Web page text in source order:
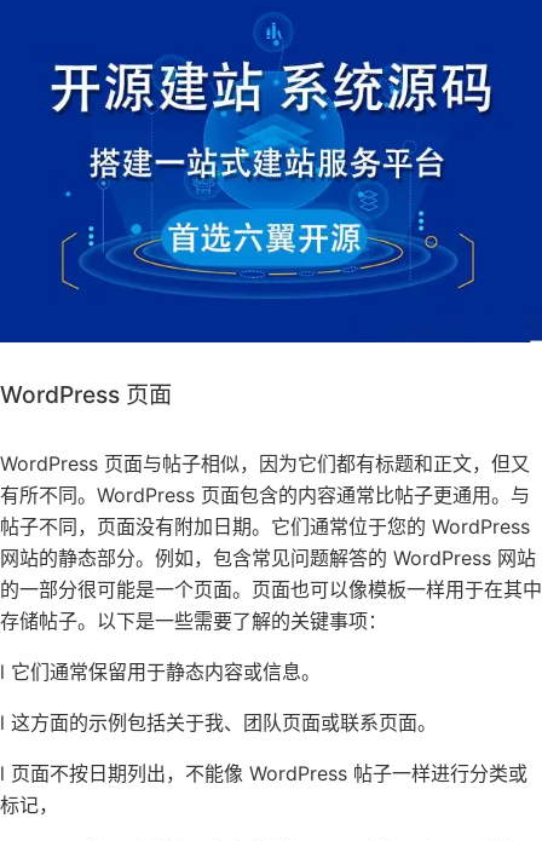
WordPress 页面
WordPress 页面与帖子相似，因为它们都有标题和正文，但又
有所不同。WordPress 页面包含的内容通常比帖子更通用。与
帖子不同，页面没有附加日期。它们通常位于您的 WordPress
网站的静态部分。例如，包含常见问题解答的 WordPress 网站
的一部分很可能是一个页面。页面也可以像模板一样用于在其中
存储帖子。以下是一些需要了解的关键事项：
l 它们通常保留用于静态内容或信息。
l 这方面的示例包括关于我、团队页面或联系页面。
l 页面不按日期列出，不能像 WordPress 帖子一样进行分类或
标记，